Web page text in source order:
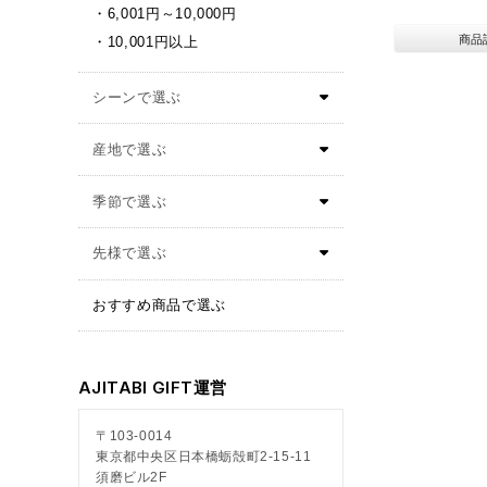
6,001円～10,000円
10,001円以上
おすすめ商品で選ぶ
AJITABI GIFT運営
〒103-0014
東京都中央区日本橋蛎殻町2-15-11
須磨ビル2F
商品